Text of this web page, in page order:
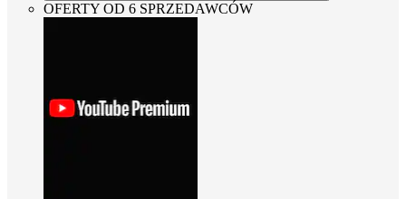
OFERTY OD 6 SPRZEDAWCÓW